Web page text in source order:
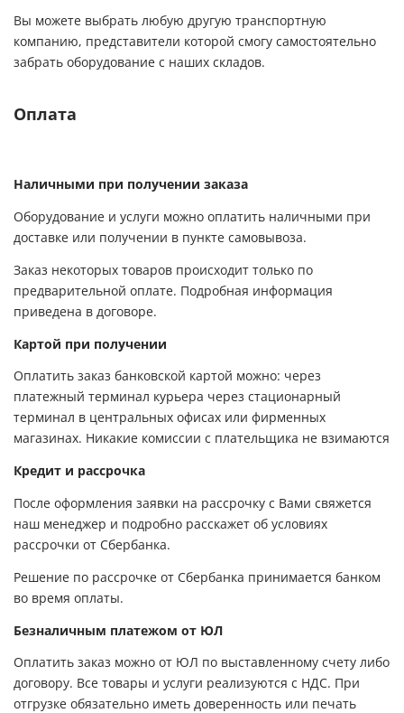
Вы можете выбрать любую другую транспортную
компанию, представители которой смогу самостоятельно
забрать оборудование с наших складов.
Оплата
Наличными при получении заказа
Оборудование и услуги можно оплатить наличными при
доставке или получении в пункте самовывоза.
Заказ некоторых товаров происходит только по
предварительной оплате. Подробная информация
приведена в договоре.
Картой при получении
Оплатить заказ банковской картой можно: через
платежный терминал курьера через стационарный
терминал в центральных офисах или фирменных
магазинах. Никакие комиссии с плательщика не взимаются
Кредит и рассрочка
После оформления заявки на рассрочку с Вами свяжется
наш менеджер и подробно расскажет об условиях
рассрочки от Сбербанка.
Решение по рассрочке от Сбербанка принимается банком
во время оплаты.
Безналичным платежом от ЮЛ
Оплатить заказ можно от ЮЛ по выставленному счету либо
договору. Все товары и услуги реализуются с НДС. При
отгрузке обязательно иметь доверенность или печать